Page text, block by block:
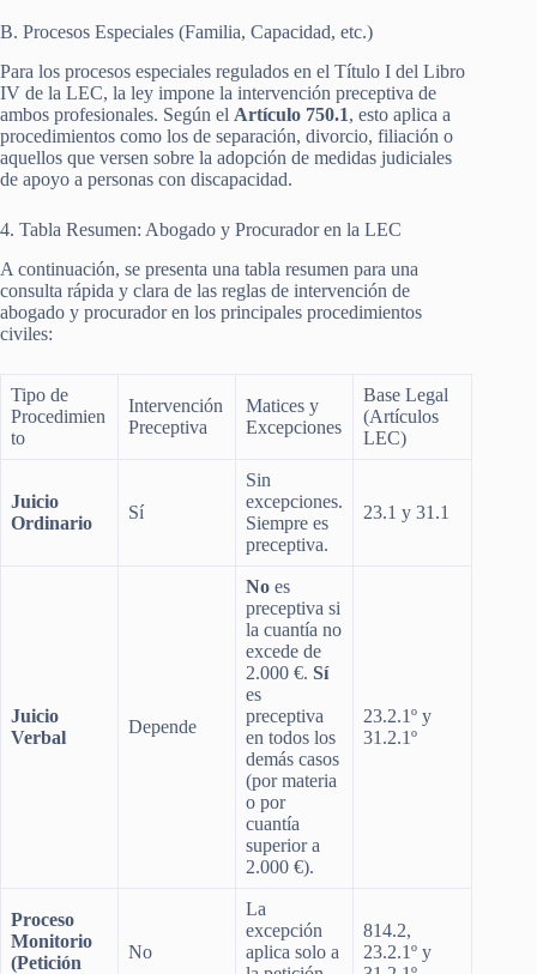
B. Procesos Especiales (Familia, Capacidad, etc.)
Para los procesos especiales regulados en el Título I del Libro
IV de la LEC, la ley impone la intervención preceptiva de
ambos profesionales. Según el Artículo 750.1, esto aplica a
procedimientos como los de separación, divorcio, filiación o
aquellos que versen sobre la adopción de medidas judiciales
de apoyo a personas con discapacidad.
4. Tabla Resumen: Abogado y Procurador en la LEC
A continuación, se presenta una tabla resumen para una
consulta rápida y clara de las reglas de intervención de
abogado y procurador en los principales procedimientos
civiles:
Tipo de
Procedimien
to
Intervención
Preceptiva
Matices y
Excepciones
Base Legal
(Artículos
LEC)
Juicio
Ordinario
Sí
Sin
excepciones.
Siempre es
preceptiva.
23.1 y 31.1
Juicio
Verbal
Depende
No es
preceptiva si
la cuantía no
excede de
2.000 €. Sí
es
preceptiva
en todos los
demás casos
(por materia
o por
cuantía
superior a
2.000 €).
23.2.1º y
31.2.1º
Proceso
Monitorio
(Petición
No
La
excepción
aplica solo a
814.2,
23.2.1º y